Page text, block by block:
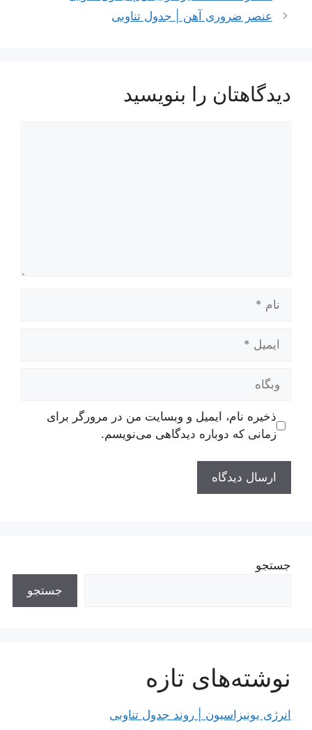
ضروری آهن | جدول تناوبی
را بنویسید
نام، ایمیل و وبسایت من در مرورگر برای
که دوباره دیدگاهی می‌نویسم.
تازه
| روند جدول تناوبی